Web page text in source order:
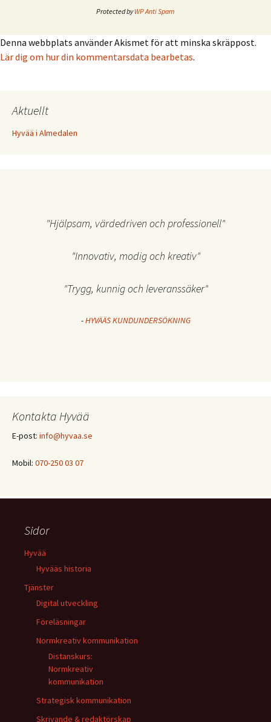
Protected byWP Anti Spam
Denna webbplats använder Akismet för att minska skräppost.
Lär dig om hur din kommentarsdata bearbetas.
Aktuellt
Hyvää i Almedalen
"Hjälpsam, värdedriven och professionell"
"Innovativ, modig och kreativ"
"Trygg, kunnig och leveranssäker"
-HYVÄÄS KUNDUNDERSÖKNING
Kontakta Hyvää
E-post: info@hyvaa.se
Mobil: 070-250 03 07
Sidor
Hyvää
Hyvääs historia
Tjänster
Digital utveckling
Föreläsningar
Normkreativ kommunikation
Distanskurs:
Normkreativ
kommunikation
Strategisk kommunikation
Skrivande & redaktörskap